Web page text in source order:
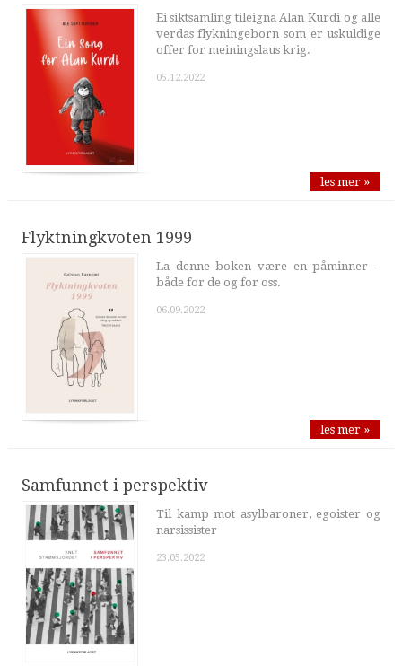
Ei siktsamling tileigna Alan Kurdi og alle
verdas flykningeborn som er uskuldige
offer for meiningslaus krig.
05.12.2022
les mer »
Flyktningkvoten 1999
La denne boken være en påminner –
både for de og for oss.
06.09.2022
les mer »
Samfunnet i perspektiv
Til kamp mot asylbaroner, egoister og
narsissister
23.05.2022